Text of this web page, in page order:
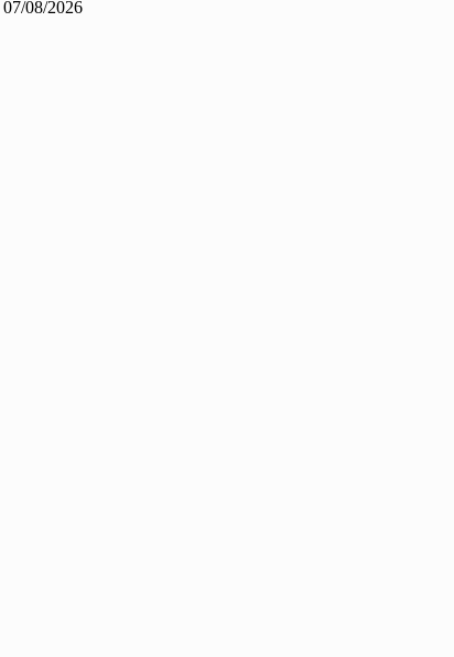
07/08/2026